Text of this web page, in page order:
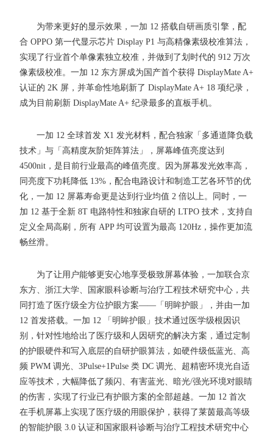
为带来更好的显示效果，一加 12 搭载自研画质引擎，配
合 OPPO 第一代显示芯片 Display P1 与高精像素级校准算法，
实现了行业首个单像素独立校准，并做到了划时代的 912 万次
像素级校准。一加 12 东方屏成为国产首个获得 DisplayMate A+
认证的 2K 屏，并革命性地刷新了 DisplayMate A+ 18 项纪录，
成为目前刷新 DisplayMate A+ 纪录最多的直板手机。
一加 12 全球首发 X1 发光材料，配合独家「多通道降负载
技术」与「高精度灰阶矩阵算法」，屏幕峰值亮度达到
4500nit，是目前行业最高的峰值亮度。因为屏幕发光效率高，
同亮度下功耗降低 13%，配合电路设计和制造工艺各环节的优
化，一加 12 屏幕寿命更是达到行业均值 2 倍以上。同时，一
加 12 基于全新 8T 电路特性和独家自研的 LTPO 技术，支持自
定义全局高刷，所有 APP 均可设置为最高 120Hz，操作更加流
畅丝滑。
为了让用户能够更安心地享受极致屏幕体验，一加联合京
东方、浙江大学、国家眼科诊断与治疗工程技术研究中心，共
同打造了医疗级全方位护眼方案——「明眸护眼」，并由一加
12 首发搭载。一加 12 「明眸护眼」技术通过医学级根因识
别，针对性地给出了医疗级和人因研究的解决方案，通过定制
的护眼硬件和写入底层的自研护眼算法，如硬件级低蓝光、高
频 PWM 调光、3Pulse+1Pulse 类 DC 调光、超精密环境光自适
应等技术，大幅降低了频闪、有害蓝光、暗光/强光环境对眼睛
的伤害，实现了行业已有护眼方案的全部超越。一加 12 首次
在手机屏幕上实现了医疗级的用眼保护，获得了莱茵最高等级
的智能护眼 3.0 认证和国家眼科诊断与治疗工程技术研究中心